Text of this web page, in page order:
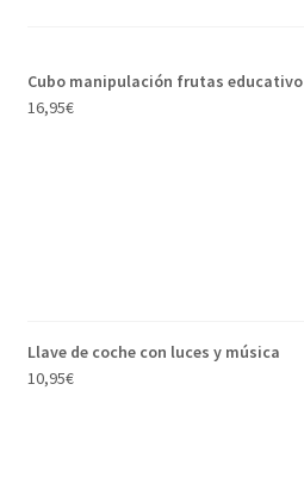
Cubo manipulación frutas educativo
16,95€
Llave de coche con luces y música
10,95€